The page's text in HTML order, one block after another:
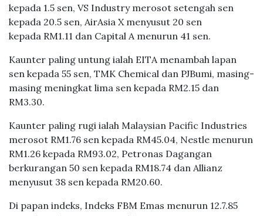
kepada 1.5 sen, VS Industry merosot setengah sen
kepada 20.5 sen, AirAsia X menyusut 20 sen
kepada RM1.11 dan Capital A menurun 41 sen.
Kaunter paling untung ialah EITA menambah lapan
sen kepada 55 sen, TMK Chemical dan PJBumi, masing-
masing meningkat lima sen kepada RM2.15 dan
RM3.30.
Kaunter paling rugi ialah Malaysian Pacific Industries
merosot RM1.76 sen kepada RM45.04, Nestle menurun
RM1.26 kepada RM93.02, Petronas Dagangan
berkurangan 50 sen kepada RM18.74 dan Allianz
menyusut 38 sen kepada RM20.60.
Di papan indeks, Indeks FBM Emas menurun 12.7.85